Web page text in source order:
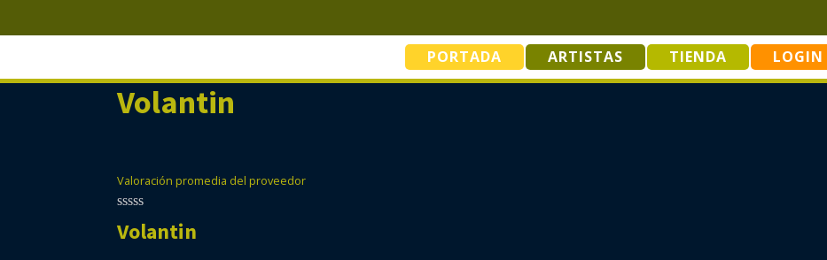
PORTADA ARTISTAS TIENDA LOGIN
Volantin
Valoración promedia del proveedor
de
Volantin